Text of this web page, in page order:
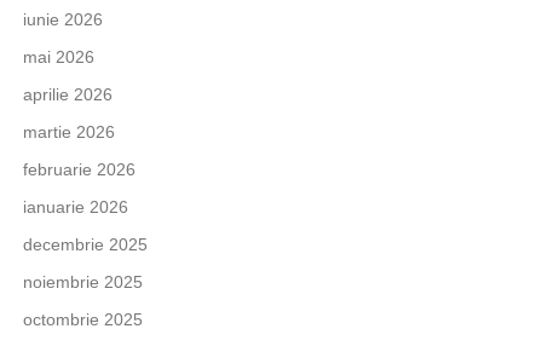
iunie 2026
mai 2026
aprilie 2026
martie 2026
februarie 2026
ianuarie 2026
decembrie 2025
noiembrie 2025
octombrie 2025